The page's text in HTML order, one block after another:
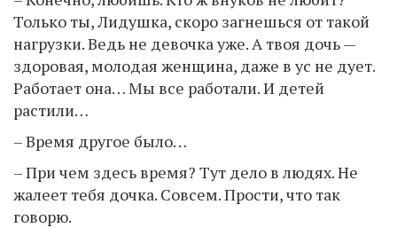
Только ты, Лидушка, скоро загнешься от такой
нагрузки. Ведь не девочка уже. А твоя дочь —
здоровая, молодая женщина, даже в ус не дует.
Работает она… Мы все работали. И детей
растили…
– Время другое было…
– При чем здесь время? Тут дело в людях. Не
жалеет тебя дочка. Совсем. Прости, что так
говорю.